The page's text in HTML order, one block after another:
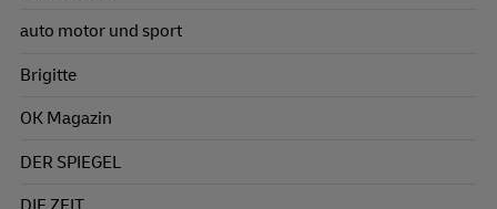
auto motor und sport
Brigitte
OK Magazin
DER SPIEGEL